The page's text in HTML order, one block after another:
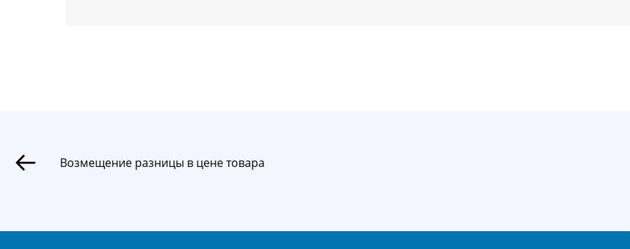
Возмещение разницы в цене товара